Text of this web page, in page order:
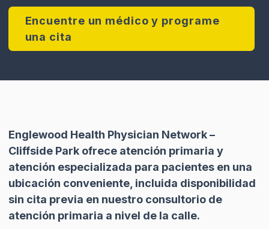
Encuentre un médico y programe
una cita
Englewood Health Physician Network –
Cliffside Park ofrece atención primaria y
atención especializada para pacientes en una
ubicación conveniente, incluida disponibilidad
sin cita previa en nuestro consultorio de
atención primaria a nivel de la calle.